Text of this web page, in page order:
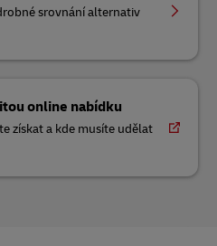
srovnání alternativ
online nabídku
získat a kde musíte udělat